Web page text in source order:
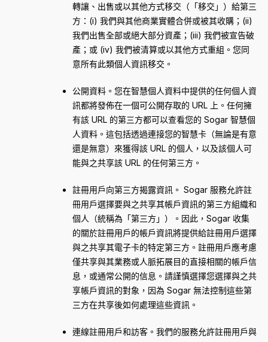
轉讓、出售或以其他方式移交（「移交」）給第三
方：(i) 我們與其他商業實體合併或被其收購；(ii)
我們出售全部或絕大部分資產；(iii) 我們被宣告破
產；或 (iv) 我們被清算或以其他方式重組。您同
意所有此類個人資訊移交。
公開資料。您在智慧個人資料中提供的任何個人資
訊都將發佈在一個可公開存取的 URL 上。任何擁
有該 URL 的第三方都可以查看您的 Sogar 智慧個
人資料。這包括透過連接您的智慧卡（無論是有意
還是無意）來獲得該 URL 的個人，以及該個人可
能與之共享該 URL 的任何第三方。
註冊用戶向第三方揭露資訊。 Sogar 服務允許註
冊用戶選擇要與之共享其帳戶資訊的第三方組織和
個人（統稱為「第三方」）。因此，Sogar 收集
的關於註冊用戶的帳戶資訊將提供給註冊用戶選擇
與之共享其電子卡的特定第三方。註冊用戶應考慮
僅共享與其業務或人脈拓展目的直接相關的帳戶信
息，或通常公開的信息。請謹慎選擇您選擇與之共
享帳戶資訊的對象，因為 Sogar 無法控制這些第
三方在共享後如何處理這些資訊。
連線註冊用戶和訪客。我們的服務允許註冊用戶與